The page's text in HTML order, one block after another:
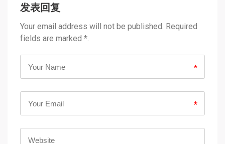
发表回复
Your email address will not be published. Required
fields are marked *.
*
*